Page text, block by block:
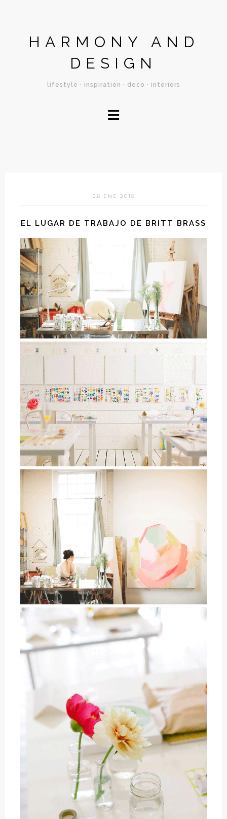
HARMONY AND
DESIGN
lifestyle · inspiration · deco · interiors
≡
26 ENE 2015
EL LUGAR DE TRABAJO DE BRITT BRASS